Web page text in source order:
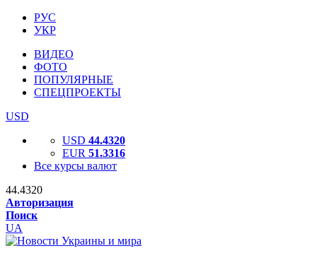
РУС
УКР
ВИДЕО
ФОТО
ПОПУЛЯРНЫЕ
СПЕЦПРОЕКТЫ
USD
USD 44.4320
EUR 51.3316
Все курсы валют
44.4320
Авторизация
Поиск
UA